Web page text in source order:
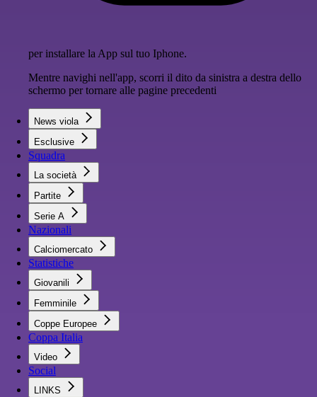
per installare la App sul tuo Iphone.
Mentre navighi nell'app, scorri il dito da sinistra a destra dello
schermo per tornare alle pagine precedenti
News viola
Esclusive
Squadra
La società
Partite
Serie A
Nazionali
Calciomercato
Statistiche
Giovanili
Femminile
Coppe Europee
Coppa Italia
Video
Social
LINKS